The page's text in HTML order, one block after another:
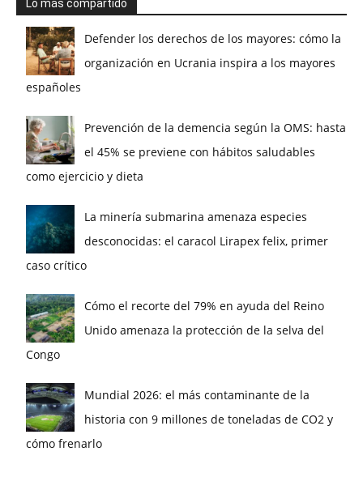
Lo más compartido
Defender los derechos de los mayores: cómo la
organización en Ucrania inspira a los mayores
españoles
Prevención de la demencia según la OMS: hasta
el 45% se previene con hábitos saludables
como ejercicio y dieta
La minería submarina amenaza especies
desconocidas: el caracol Lirapex felix, primer
caso crítico
Cómo el recorte del 79% en ayuda del Reino
Unido amenaza la protección de la selva del
Congo
Mundial 2026: el más contaminante de la
historia con 9 millones de toneladas de CO2 y
cómo frenarlo